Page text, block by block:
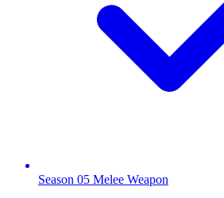
Season 05 Melee Weapon